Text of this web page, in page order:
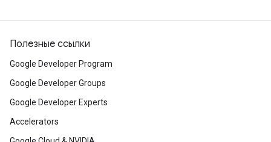
Полезные ссылки
Google Developer Program
Google Developer Groups
Google Developer Experts
Accelerators